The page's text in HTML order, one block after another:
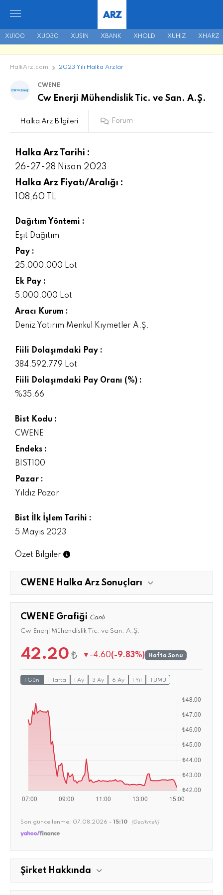
XU100 XU030 XUSIN XBANK XHOLD XUHIZ XHARZ
ARZ
HalkArz.com 2023 Yılı Halka Arzlar
CWENE
Cw Enerji Mühendislik Tic. ve San. A.Ş.
Halka Arz Bilgileri Forum
Halka Arz Tarihi :
26-27-28 Nisan 2023
Halka Arz Fiyatı/Aralığı :
108,60 TL
Dağıtım Yöntemi :
Eşit Dağıtım
Pay :
25.000.000 Lot
Ek Pay :
5.000.000 Lot
Aracı Kurum :
Deniz Yatırım Menkul Kıymetler A.Ş.
Fiili Dolaşımdaki Pay :
384.592.779 Lot
Fiili Dolaşımdaki Pay Oranı (%) :
%35.66
Bist Kodu :
CWENE
Endeks :
BIST100
Pazar :
Yıldız Pazar
Bist İlk İşlem Tarihi :
5 Mayıs 2023
Özet Bilgiler
CWENE Halka Arz Sonuçları
CWENE Grafiği Canlı
Cw Enerji Mühendislik Tic. ve San. A.Ş.
42.20 ₺ ▼ -4.60(-9.83%) Hafta Sonu
1 Gün 1 Hafta 1 Ay 3 Ay 6 Ay 1 Yıl TÜMÜ
Son güncellenme: 07.08.2026 - 15:10 (Gecikmeli)
Şirket Hakkında